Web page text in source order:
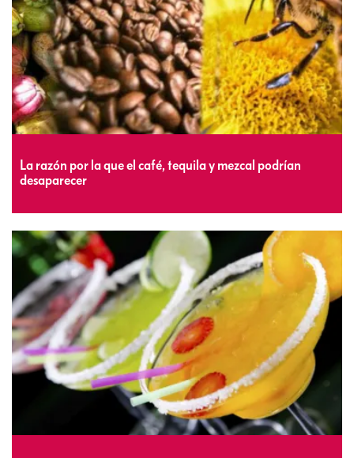
La razón por la que el café, tequila y mezcal podrían
desaparecer